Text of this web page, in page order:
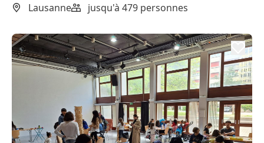
Lausanne jusqu'à 479 personnes